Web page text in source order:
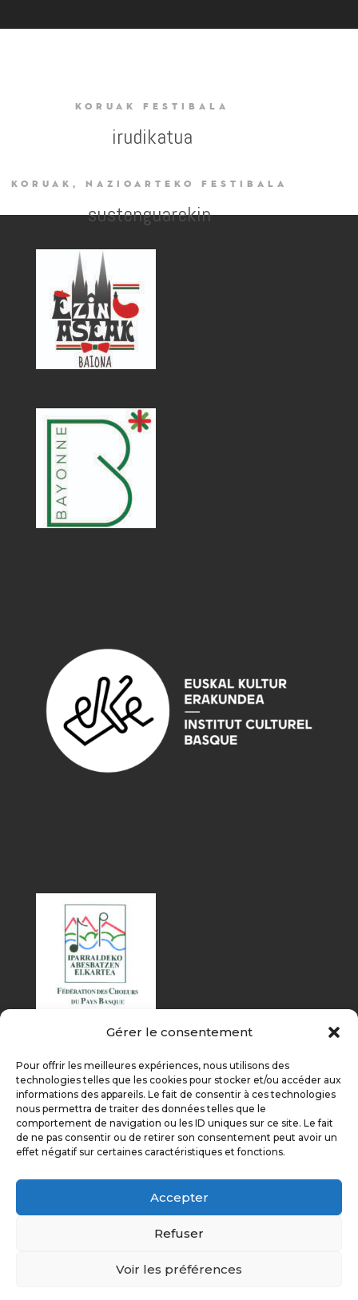
Gérer le consentement
Pour offrir les meilleures expériences, nous utilisons des
technologies telles que les cookies pour stocker et/ou accéder aux
informations des appareils. Le fait de consentir à ces technologies
nous permettra de traiter des données telles que le
comportement de navigation ou les ID uniques sur ce site. Le fait
de ne pas consentir ou de retirer son consentement peut avoir un
effet négatif sur certaines caractéristiques et fonctions.
Accepter
Refuser
Voir les préférences
KORUAK FESTIBALA
irudikatua
KORUAK, NAZIOARTEKO FESTIBALA
sustenguarekin
Aurreko argitalpena
Gutaz mintzo dira